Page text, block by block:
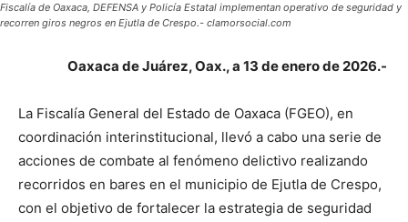
Fiscalía de Oaxaca, DEFENSA y Policía Estatal implementan operativo de seguridad y
recorren giros negros en Ejutla de Crespo.- clamorsocial.com
Oaxaca de Juárez, Oax., a 13 de enero de 2026.-
La Fiscalía General del Estado de Oaxaca (FGEO), en
coordinación interinstitucional, llevó a cabo una serie de
acciones de combate al fenómeno delictivo realizando
recorridos en bares en el municipio de Ejutla de Crespo,
con el objetivo de fortalecer la estrategia de seguridad